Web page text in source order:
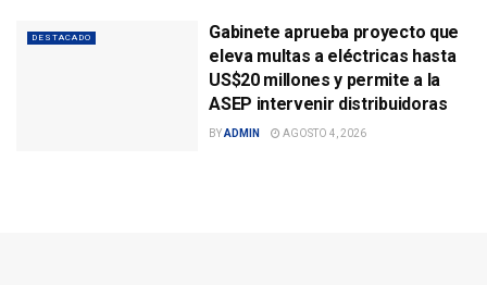
DESTACADO
Gabinete aprueba proyecto que
eleva multas a eléctricas hasta
US$20 millones y permite a la
ASEP intervenir distribuidoras
BYADMIN AGOSTO 4, 2026